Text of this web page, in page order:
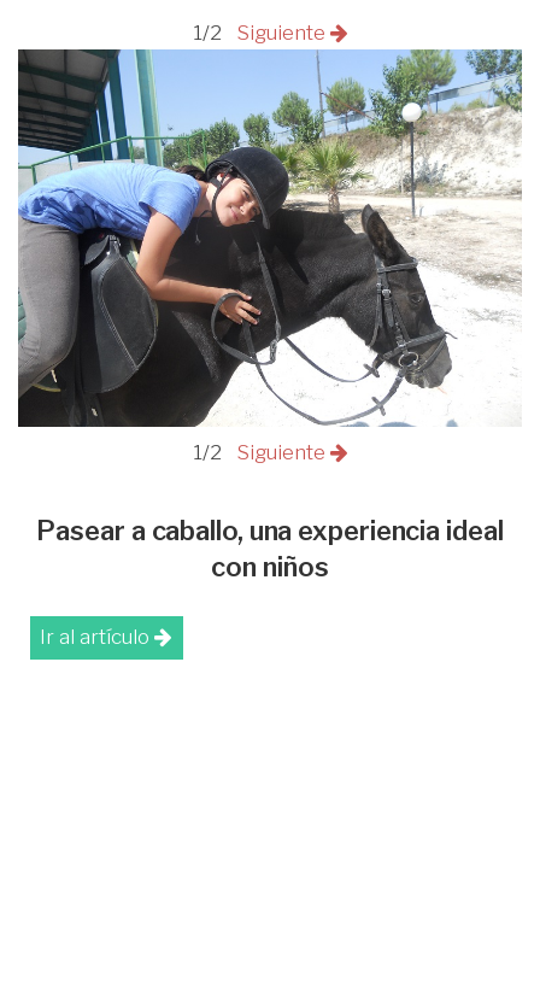
1/2 Siguiente
1/2 Siguiente
Pasear a caballo, una experiencia ideal
con niños
Ir al artículo